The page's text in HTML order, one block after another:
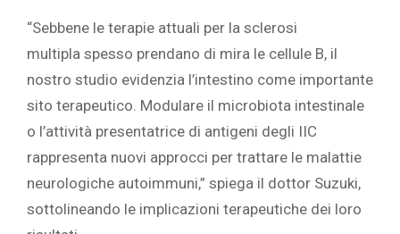
“Sebbene le terapie attuali per la sclerosi
multipla spesso prendano di mira le cellule B, il
nostro studio evidenzia l’intestino come importante
sito terapeutico. Modulare il microbiota intestinale
o l’attività presentatrice di antigeni degli IIC
rappresenta nuovi approcci per trattare le malattie
neurologiche autoimmuni,” spiega il dottor Suzuki,
sottolineando le implicazioni terapeutiche dei loro